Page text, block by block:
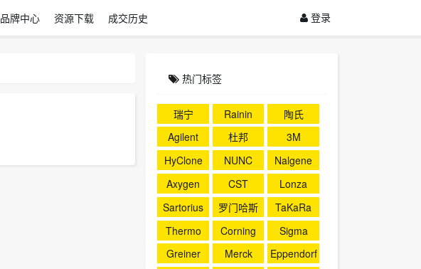
品牌中心 资源下载 成交历史 登录
热门标签
瑞宁 Rainin
陶氏
Agilent
杜邦
3M
HyClone
NUNC
Nalgene
Axygen
CST
Lonza
Sartorius
罗门哈斯
TaKaRa
Thermo
Corning
Sigma
Greiner
Merck
Eppendorf